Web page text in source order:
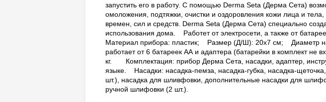
запустить его в работу. С помощью Derma Seta (Дерма Сета)
омоложения, подтяжки, очистки и оздоровления кожи лица и тела,
времен, сил и средств. Derma Seta (Дерма Сета) специально
использования дома. Работет от электросети, а также от
Материал прибора: пластик; Размер (Д/Ш): 20х7 см; Диаметр
работает от 6 батареек АА и адаптера (батарейки в комплект не
кг. Комплектация: прибор Дерма Сета, насадки, адаптер,
языке. Насадки: насадка-пемза, насадка-губка, насадка-
шт.), насадка для шливфовки, дополнительные насадки для
ручной шлифовки (2 шт.).